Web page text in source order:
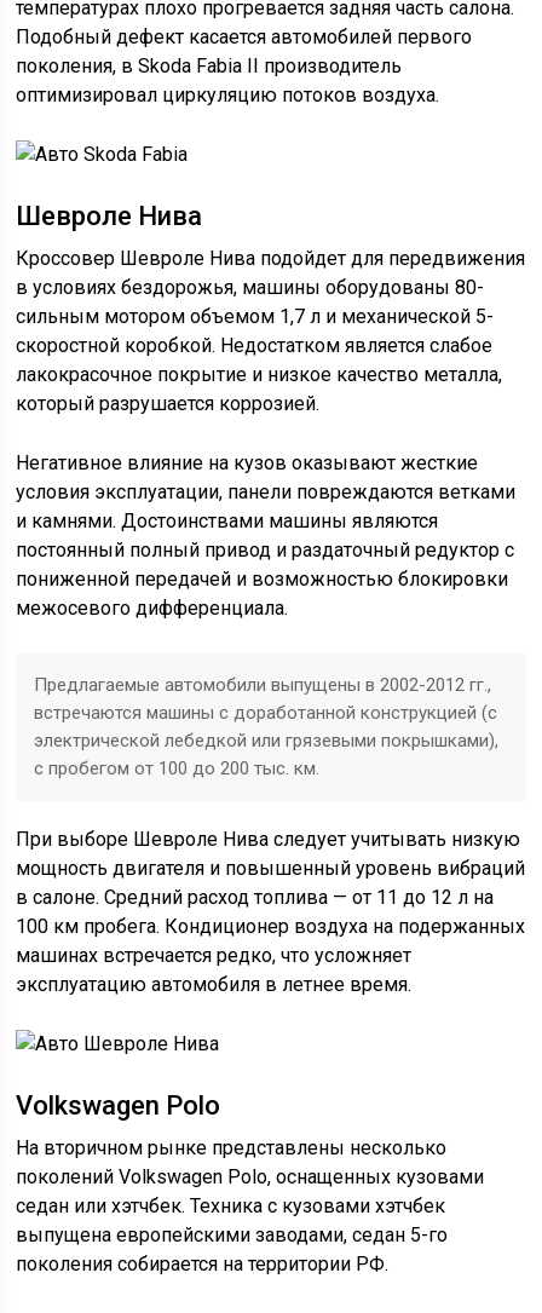
температурах плохо прогревается задняя часть салона.
Подобный дефект касается автомобилей первого
поколения, в Skoda Fabia II производитель
оптимизировал циркуляцию потоков воздуха.
Шевроле Нива
Кроссовер Шевроле Нива подойдет для передвижения
в условиях бездорожья, машины оборудованы 80-
сильным мотором объемом 1,7 л и механической 5-
скоростной коробкой. Недостатком является слабое
лакокрасочное покрытие и низкое качество металла,
который разрушается коррозией.
Негативное влияние на кузов оказывают жесткие
условия эксплуатации, панели повреждаются ветками
и камнями. Достоинствами машины являются
постоянный полный привод и раздаточный редуктор с
пониженной передачей и возможностью блокировки
межосевого дифференциала.
Предлагаемые автомобили выпущены в 2002-2012 гг.,
встречаются машины с доработанной конструкцией (с
электрической лебедкой или грязевыми покрышками),
с пробегом от 100 до 200 тыс. км.
При выборе Шевроле Нива следует учитывать низкую
мощность двигателя и повышенный уровень вибраций
в салоне. Средний расход топлива — от 11 до 12 л на
100 км пробега. Кондиционер воздуха на подержанных
машинах встречается редко, что усложняет
эксплуатацию автомобиля в летнее время.
Volkswagen Polo
На вторичном рынке представлены несколько
поколений Volkswagen Polo, оснащенных кузовами
седан или хэтчбек. Техника с кузовами хэтчбек
выпущена европейскими заводами, седан 5-го
поколения собирается на территории РФ.